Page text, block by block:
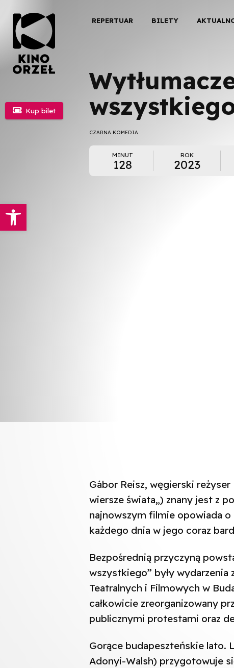
Otwórz pasek narzędzi
REPERTUAR BILETY
CZARNA KOMEDIA
MINUT
128
ROK
2023
 Kup bilet
Gábor Reisz, węgierski
wiersze świata„) znany jest z
najnowszym filmie opowiada
każdego dnia w jego coraz
Bezpośrednią przyczyną
wszystkiego” były
Teatralnych i Filmowych w
całkowicie zreorganizowany
publicznymi protestami oraz
Gorące budapeszteńskie lato.
Adonyi-Walsh) przygotowuje